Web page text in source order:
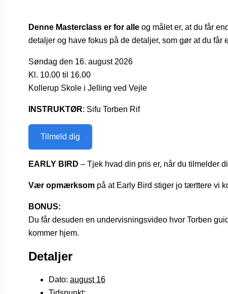
Denne Masterclass er for alle og målet er, at du får
detaljer og have fokus på de detaljer, som gør at du får
Søndag den 16. august 2026
Kl. 10.00 til 16.00
Kollerup Skole i Jelling ved Vejle
INSTRUKTØR: Sifu Torben Rif
Tilmeld dig
EARLY BIRD – Tjek hvad din pris er, når du tilmelder
Vær opmærksom på at Early Bird stiger jo tærttere vi
BONUS:
Du får desuden en undervisningsvideo hvor Torben
kommer hjem.
Detaljer
Dato: august 16